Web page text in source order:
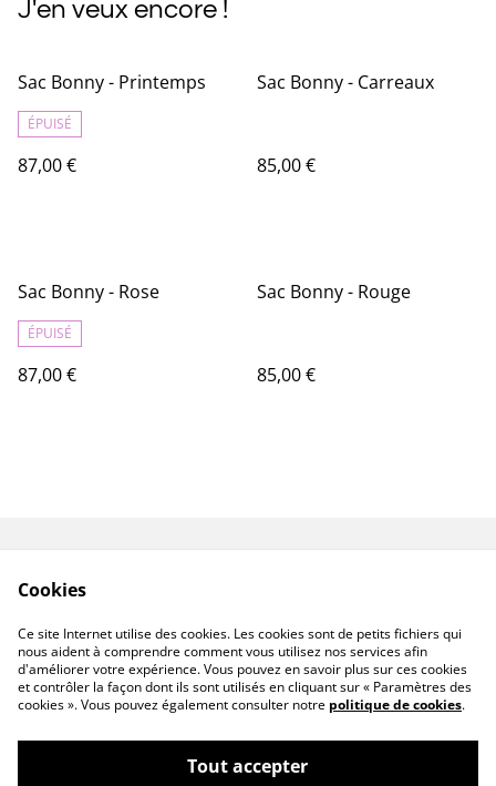
J'en veux encore !
Sac Bonny - Printemps
ÉPUISÉ
87,00 €
Sac Bonny - Carreaux
85,00 €
Sac Bonny - Rose
ÉPUISÉ
87,00 €
Sac Bonny - Rouge
85,00 €
Livraisons & Retours
confidentialité
Linktree
Cookies
Ce site Internet utilise des cookies. Les cookies sont de petits fichiers qui
nous aident à comprendre comment vous utilisez nos services afin
d'améliorer votre expérience. Vous pouvez en savoir plus sur ces cookies
et contrôler la façon dont ils sont utilisés en cliquant sur « Paramètres des
cookies ». Vous pouvez également consulter notre politique de cookies.
Tout accepter